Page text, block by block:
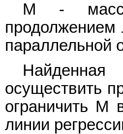
M -
продолжением
параллельной
осуществить
ограничить M
линии